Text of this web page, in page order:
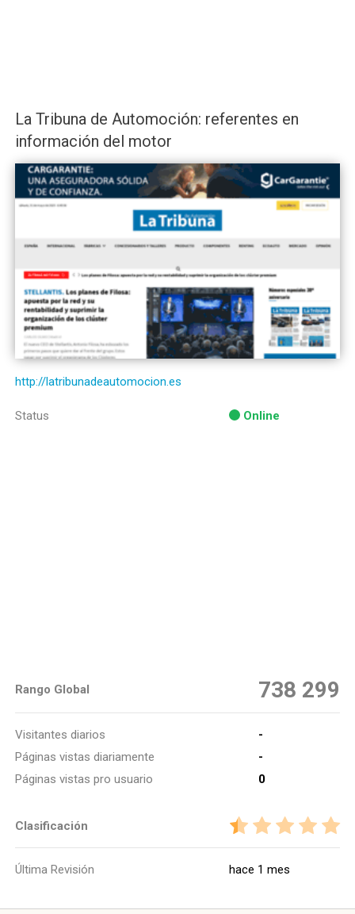
La Tribuna de Automoción: referentes en
información del motor
http://latribunadeautomocion.es
Status Online
Rango Global 738 299
Visitantes diarios
-
Páginas vistas diariamente
-
Páginas vistas pro usuario
0
Clasificación
Última Revisión hace 1 mes